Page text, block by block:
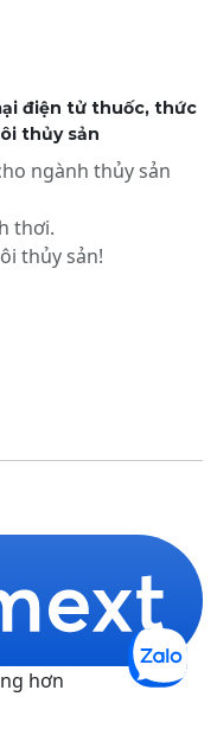
điện tử thuốc, thức
thủy sản
ngành thủy sản
thơi.
thủy sản!
hơn